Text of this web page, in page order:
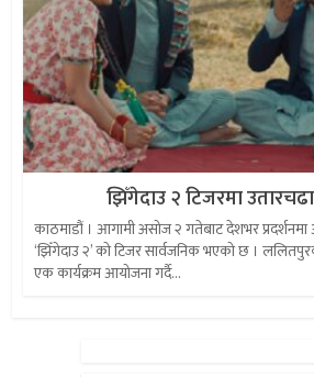
झिँगेदाउ २ टिजरमा
काठमाडौं । आगामी असोज २ गतेबाट देशभर
‘झिँगेदाउ २’ को टिजर सार्वजनिक भएको छ ।
एक कार्यक्रम आयोजना गर्दै...